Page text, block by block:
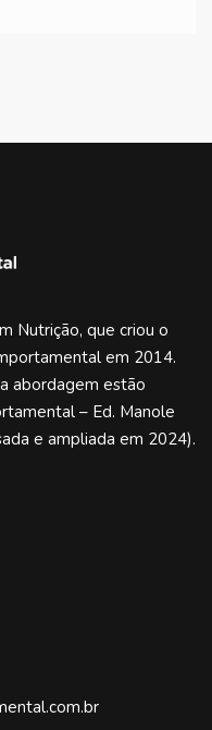
Nutrição, que criou o
em 2014.
abordagem estão
– Ed. Manole
e ampliada em 2024).